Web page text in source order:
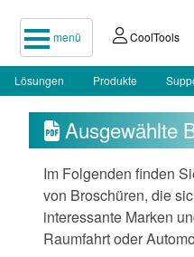
menü CoolTools
Lösungen Produkte
Ausgewählte
Im Folgenden finden
von Broschüren, die
interessante Marken
Raumfahrt oder